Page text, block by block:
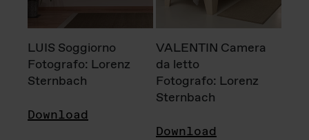
LUIS Soggiorno
Fotografo: Lorenz
Sternbach
Download
VALENTIN Camera
da letto
Fotografo: Lorenz
Sternbach
Download